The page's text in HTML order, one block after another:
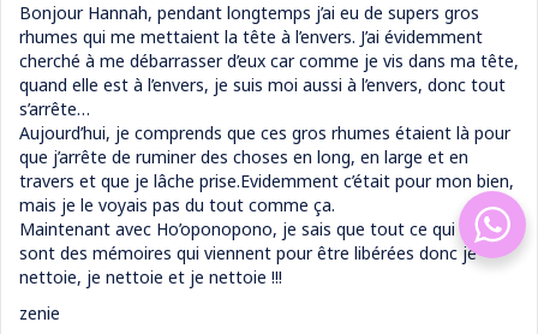
Bonjour Hannah, pendant longtemps j’ai eu de supers gros
rhumes qui me mettaient la tête à l’envers. J’ai évidemment
cherché à me débarrasser d’eux car comme je vis dans ma tête,
quand elle est à l’envers, je suis moi aussi à l’envers, donc tout
s’arrête…
Aujourd’hui, je comprends que ces gros rhumes étaient là pour
que j’arrête de ruminer des choses en long, en large et en
travers et que je lâche prise.Evidemment c’était pour mon bien,
mais je le voyais pas du tout comme ça.
Maintenant avec Ho’oponopono, je sais que tout ce qui arrive
sont des mémoires qui viennent pour être libérées donc je
nettoie, je nettoie et je nettoie !!!
zenie